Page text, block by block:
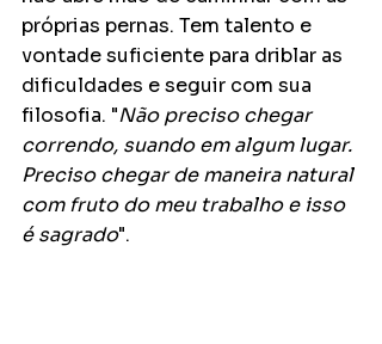
próprias pernas. Tem talento e
vontade suficiente para driblar as
dificuldades e seguir com sua
filosofia. "Não preciso chegar
correndo, suando em algum lugar.
Preciso chegar de maneira natural
com fruto do meu trabalho e isso
é sagrado".